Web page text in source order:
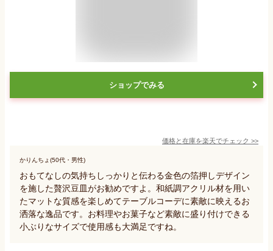
ショップでみる
価格と在庫を楽天でチェック >>
かりんちょ(50代・男性)
おもてなしの気持ちしっかりと伝わる金色の箔押しデザイン
を施した贅沢豆皿がお勧めですよ。和紙調アクリル材を用い
たマットな質感を楽しめてテーブルコーデに素敵に映えるお
洒落な逸品です。お料理やお菓子など素敵に盛り付けできる
小ぶりなサイズで使用感も大満足ですね。